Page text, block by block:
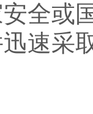
全或
速采